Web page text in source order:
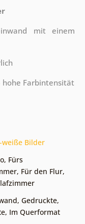
mit einem
Farbintensität
weiße Bilder
, Fürs
, Für den Flur,
, Gedruckte,
, Im Querformat